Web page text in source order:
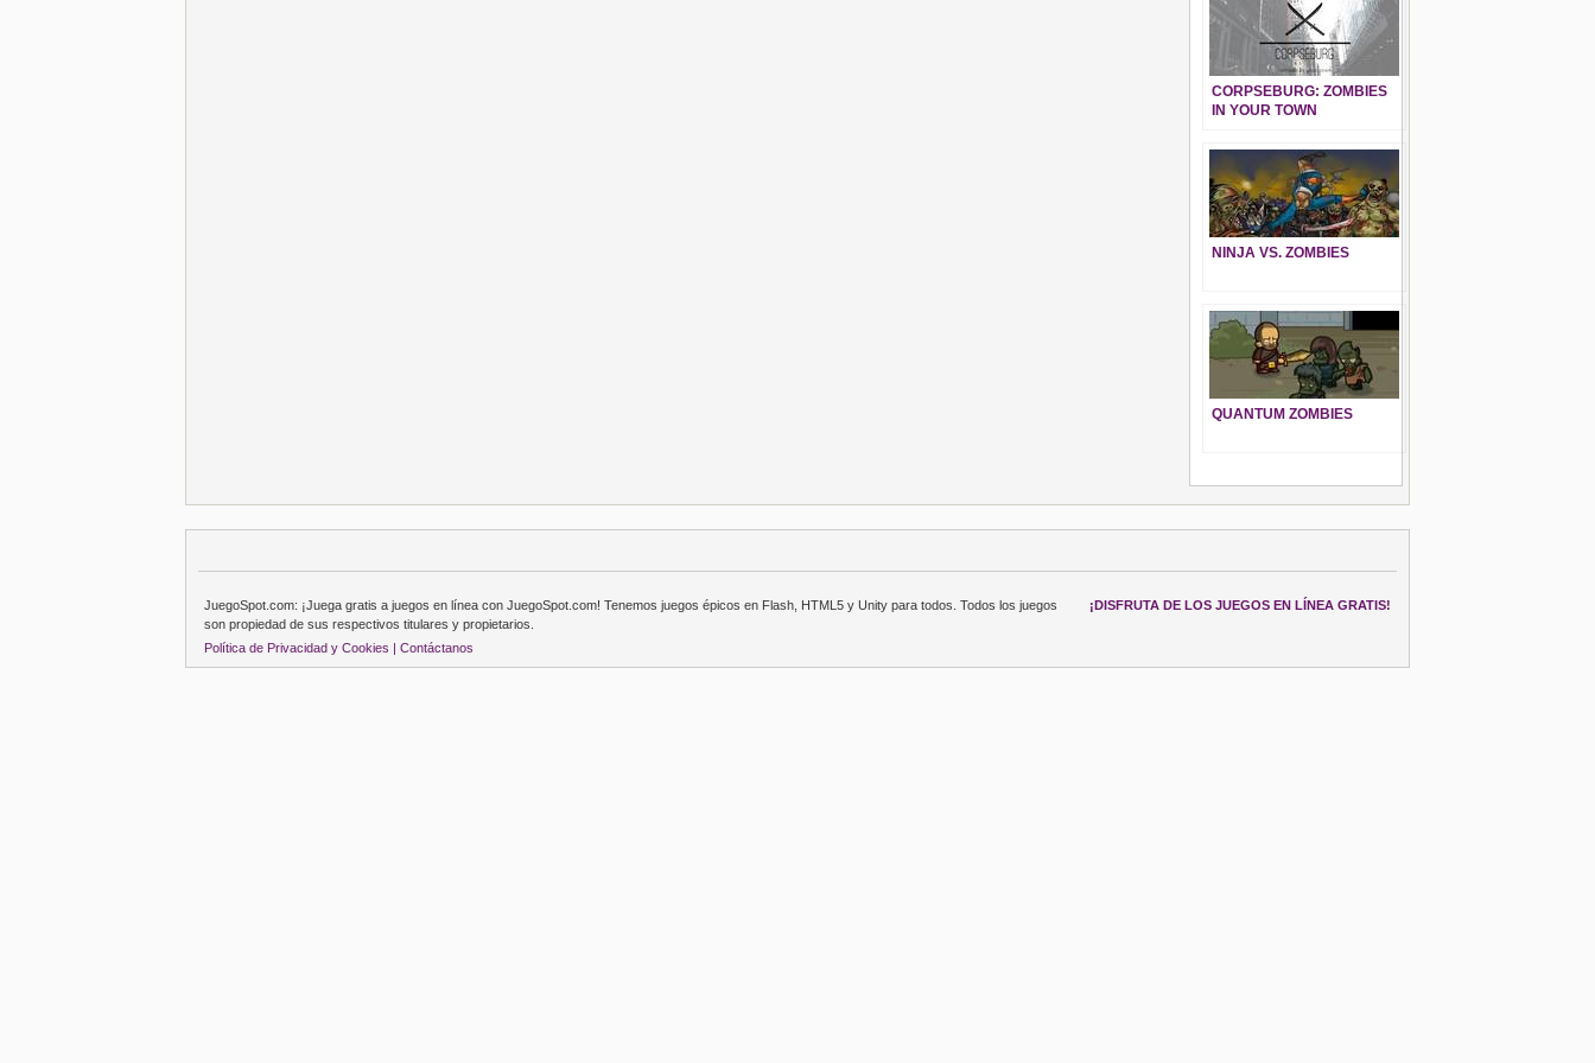
CORPSEBURG: ZOMBIES
IN YOUR TOWN
NINJA VS. ZOMBIES
QUANTUM ZOMBIES
¡DISFRUTA DE LOS JUEGOS EN LÍNEA GRATIS!
JuegoSpot.com: ¡Juega gratis a juegos en línea con JuegoSpot.com! Tenemos juegos épicos en Flash, HTML5 y Unity para todos. Todos los juegos
son propiedad de sus respectivos titulares y propietarios.
Política de Privacidad y Cookies | Contáctanos